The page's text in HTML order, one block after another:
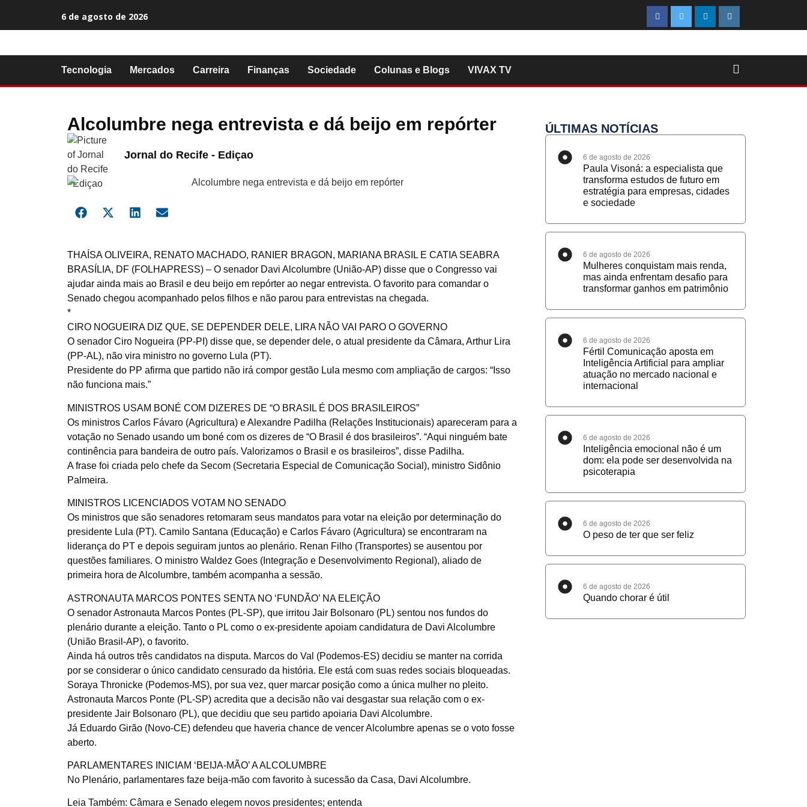
6 de agosto de 2026
Tecnologia Mercados Carreira Finanças Sociedade Colunas e Blogs VIVAX TV
Alcolumbre nega entrevista e dá beijo em repórter
Jornal do Recife - Ediçao
THAÍSA OLIVEIRA, RENATO MACHADO, RANIER BRAGON, MARIANA BRASIL E CATIA SEABRA
BRASÍLIA, DF (FOLHAPRESS) – O senador Davi Alcolumbre (União-AP) disse que o Congresso vai
ajudar ainda mais ao Brasil e deu beijo em repórter ao negar entrevista. O favorito para comandar o
Senado chegou acompanhado pelos filhos e não parou para entrevistas na chegada.
*
CIRO NOGUEIRA DIZ QUE, SE DEPENDER DELE, LIRA NÃO VAI PARO O GOVERNO
O senador Ciro Nogueira (PP-PI) disse que, se depender dele, o atual presidente da Câmara, Arthur Lira
(PP-AL), não vira ministro no governo Lula (PT).
Presidente do PP afirma que partido não irá compor gestão Lula mesmo com ampliação de cargos: “Isso
não funciona mais.”
MINISTROS USAM BONÉ COM DIZERES DE “O BRASIL É DOS BRASILEIROS”
Os ministros Carlos Fávaro (Agricultura) e Alexandre Padilha (Relações Institucionais) apareceram para a
votação no Senado usando um boné com os dizeres de “O Brasil é dos brasileiros”. “Aqui ninguém bate
continência para bandeira de outro país. Valorizamos o Brasil e os brasileiros”, disse Padilha.
A frase foi criada pelo chefe da Secom (Secretaria Especial de Comunicação Social), ministro Sidônio
Palmeira.
MINISTROS LICENCIADOS VOTAM NO SENADO
Os ministros que são senadores retomaram seus mandatos para votar na eleição por determinação do
presidente Lula (PT). Camilo Santana (Educação) e Carlos Fávaro (Agricultura) se encontraram na
liderança do PT e depois seguiram juntos ao plenário. Renan Filho (Transportes) se ausentou por
questões familiares. O ministro Waldez Goes (Integração e Desenvolvimento Regional), aliado de
primeira hora de Alcolumbre, também acompanha a sessão.
ASTRONAUTA MARCOS PONTES SENTA NO ‘FUNDÃO’ NA ELEIÇÃO
O senador Astronauta Marcos Pontes (PL-SP), que irritou Jair Bolsonaro (PL) sentou nos fundos do
plenário durante a eleição. Tanto o PL como o ex-presidente apoiam candidatura de Davi Alcolumbre
(União Brasil-AP), o favorito.
Ainda há outros três candidatos na disputa. Marcos do Val (Podemos-ES) decidiu se manter na corrida
por se considerar o único candidato censurado da história. Ele está com suas redes sociais bloqueadas.
Soraya Thronicke (Podemos-MS), por sua vez, quer marcar posição como a única mulher no pleito.
Astronauta Marcos Ponte (PL-SP) acredita que a decisão não vai desgastar sua relação com o ex-
presidente Jair Bolsonaro (PL), que decidiu que seu partido apoiaria Davi Alcolumbre.
Já Eduardo Girão (Novo-CE) defendeu que haveria chance de vencer Alcolumbre apenas se o voto fosse
aberto.
PARLAMENTARES INICIAM ‘BEIJA-MÃO’ A ALCOLUMBRE
No Plenário, parlamentares faze beija-mão com favorito à sucessão da Casa, Davi Alcolumbre.
Leia Também: Câmara e Senado elegem novos presidentes; entenda
ÚLTIMAS NOTÍCIAS
6 de agosto de 2026
Paula Visoná: a especialista que
transforma estudos de futuro em
estratégia para empresas, cidades
e sociedade
6 de agosto de 2026
Mulheres conquistam mais renda,
mas ainda enfrentam desafio para
transformar ganhos em patrimônio
6 de agosto de 2026
Fértil Comunicação aposta em
Inteligência Artificial para ampliar
atuação no mercado nacional e
internacional
6 de agosto de 2026
Inteligência emocional não é um
dom: ela pode ser desenvolvida na
psicoterapia
6 de agosto de 2026
O peso de ter que ser feliz
6 de agosto de 2026
Quando chorar é útil